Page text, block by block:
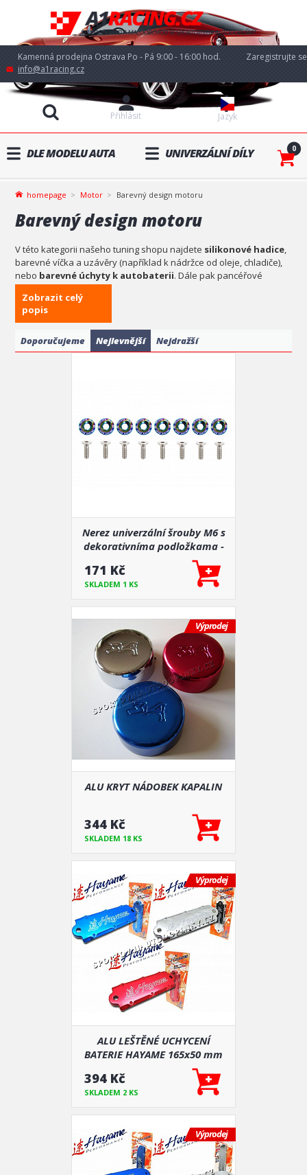
Kamenná prodejna Ostrava Po - Pá 9:00 - 16:00 hod.
info@a1racing.cz
Jazyk
Přihlásit
Zaregistrujte se
DLE MODELU AUTA UNIVERZÁLNÍ DÍLY 0
homepage Motor Barevný design motoru
Barevný design motoru
V této kategorii našeho tuning shopu najdete silikonové hadice,
barevné víčka a uzávěry (například k nádržce od oleje, chladiče),
nebo barevné úchyty k autobaterii. Dále pak pancéřové
hadice nebo teplu odolné barvy na motor. Prostě vše pro to, aby
jste mohli vyladit vzhled motoru vašeho auta.
Zobrazit celý
popis
Doporučujeme Nejlevnější Nejdražší
Nerez univerzální šrouby M6 s
dekorativníma podložkama -
171 Kč
SKLADEM 1 KS
Výprodej
ALU KRYT NÁDOBEK KAPALIN
344 Kč
SKLADEM 18 KS
Výprodej
ALU LEŠTĚNÉ UCHYCENÍ
BATERIE HAYAME 165x50 mm
394 Kč
SKLADEM 2 KS
Výprodej